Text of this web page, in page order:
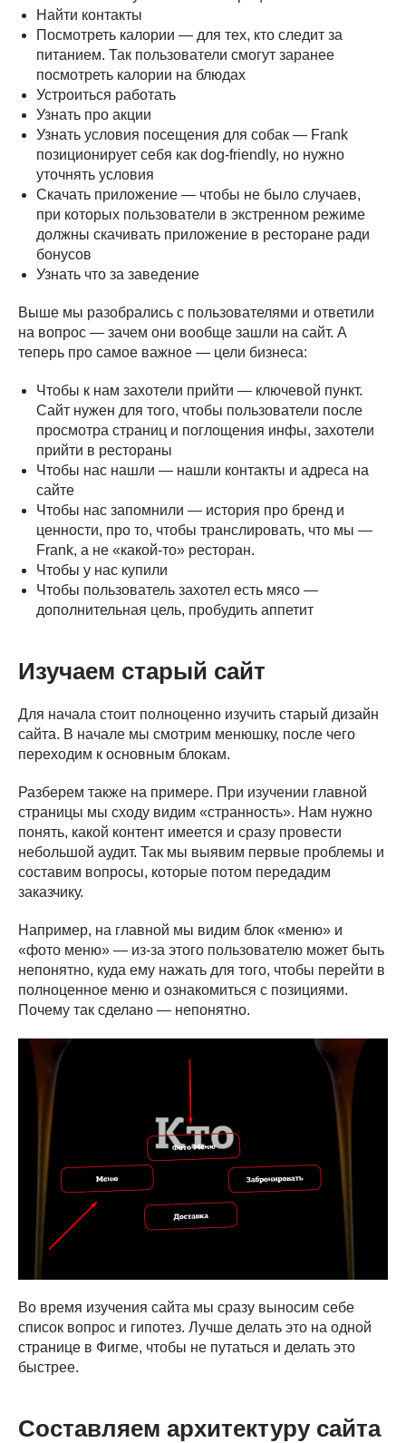
Найти контакты
Посмотреть калории — для тех, кто следит за
питанием. Так пользователи смогут заранее
посмотреть калории на блюдах
Устроиться работать
Узнать про акции
Узнать условия посещения для собак — Frank
позиционирует себя как dog-friendly, но нужно
уточнять условия
Скачать приложение — чтобы не было случаев,
при которых пользователи в экстренном режиме
должны скачивать приложение в ресторане ради
бонусов
Узнать что за заведение
Выше мы разобрались с пользователями и ответили
на вопрос — зачем они вообще зашли на сайт. А
теперь про самое важное — цели бизнеса:
Чтобы к нам захотели прийти — ключевой пункт.
Сайт нужен для того, чтобы пользователи после
просмотра страниц и поглощения инфы, захотели
прийти в рестораны
Чтобы нас нашли — нашли контакты и адреса на
сайте
Чтобы нас запомнили — история про бренд и
ценности, про то, чтобы транслировать, что мы —
Frank, а не «какой-то» ресторан.
Чтобы у нас купили
Чтобы пользователь захотел есть мясо —
дополнительная цель, пробудить аппетит
Изучаем старый сайт
Для начала стоит полноценно изучить старый дизайн
сайта. В начале мы смотрим менюшку, после чего
переходим к основным блокам.
Разберем также на примере. При изучении главной
страницы мы сходу видим «странность». Нам нужно
понять, какой контент имеется и сразу провести
небольшой аудит. Так мы выявим первые проблемы и
составим вопросы, которые потом передадим
заказчику.
Например, на главной мы видим блок «меню» и
«фото меню» — из-за этого пользователю может быть
непонятно, куда ему нажать для того, чтобы перейти в
полноценное меню и ознакомиться с позициями.
Почему так сделано — непонятно.
Во время изучения сайта мы сразу выносим себе
список вопрос и гипотез. Лучше делать это на одной
странице в Фигме, чтобы не путаться и делать это
быстрее.
Составляем архитектуру сайта